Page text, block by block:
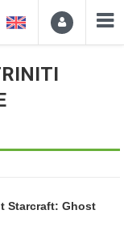
Starcraft: Ghost